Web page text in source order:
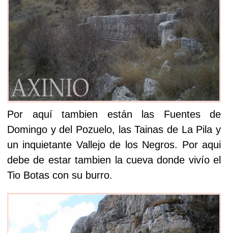
Por aquí tambien están las Fuentes de
Domingo y del Pozuelo, las Tainas de La Pila y
un inquietante Vallejo de los Negros. Por aqui
debe de estar tambien la cueva donde vivío el
Tio Botas con su burro.